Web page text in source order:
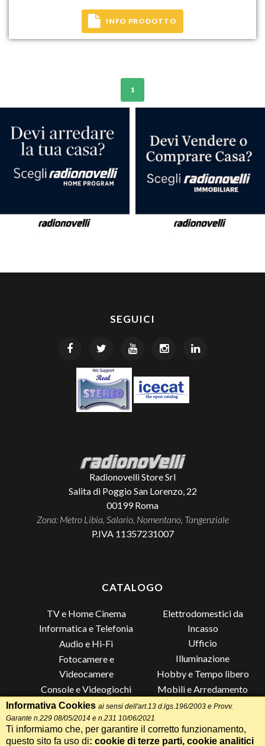
INFO PRODOTTO
1
SEGUICI
Radionovelli Store Srl
Salita di Poggio San Lorenzo, 22
00199 Roma
Zona: Metro Libia, Salario, Nomentano, Tangenziale
P.IVA 11357231007
CATALOGO
TV e Home Cinema
Informatica e Telefonia
Audio e Hi-Fi
Fotocamere e
Videocamere
Console e Videogiochi
Piccoli Elettrodomestici
Grandi Elettrodomestici e
Climatizzazione
Elettrodomestici da
Incasso
Ufficio
Illuminazione
Hobby e Tempo libero
Mobili e Arredamento
Lista di Nozze
Informativa Cookies ai sensi dell'art.13 d.lgs.196/2003 e Provv.
Garante n.229 08/05/2014 e n.231 10/06/2021
Ti informiamo che, per garantire il corretto funzionamento,
questo sito fa uso di: cookie di terze parti, cookie analitici